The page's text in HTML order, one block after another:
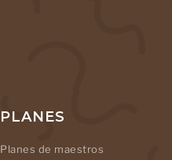
PLANES
Planes de maestros